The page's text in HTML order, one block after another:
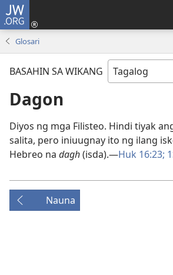
JW.ORG
Glosari
BASAHIN SA WIKANG
Dagon
Diyos ng mga Filisteo. Hindi tiyak
salita, pero iniuugnay ito ng ilang
Hebreo na dagh(isda).—Huk 16:23;
Nauna